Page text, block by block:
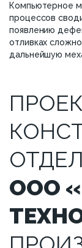
Компьютерное
процессов
появлению
отливках
дальнейшую
ООО